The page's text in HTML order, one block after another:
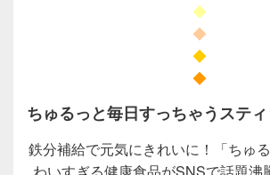
◆
◆
◆
◆
ちゅるっと毎日すっちゃうスティ
鉄分補給で元気にきれいに！「ちゅ
わいすぎる健康食品がSNSで話題沸